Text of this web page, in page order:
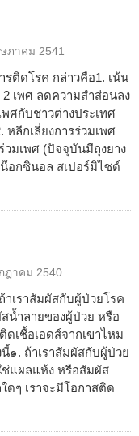
ภาคม 2541
รติดโรค กล่าวคือ1. เน้น
เพศ ลดความสำส่อนลง
ศกับชาวต่างประเทศ
ลีกเลี่ยงการร่วมเพศ
มเพศ (ปัจจุบันมีถุงยาง
อกซินอล สเปอร์มิไซด์
ฎาคม 2540
เราสัมผัสกับผู้ป่วยโรค
น้ำลายของผู้ป่วย หรือ
ดเชื้อเอดส์จากเขาไหม
. ถ้าเราสัมผัสกับผู้ป่วย
ช่แผลแห้ง หรือสัมผัส
ดๆ เราจะมีโอกาสติด